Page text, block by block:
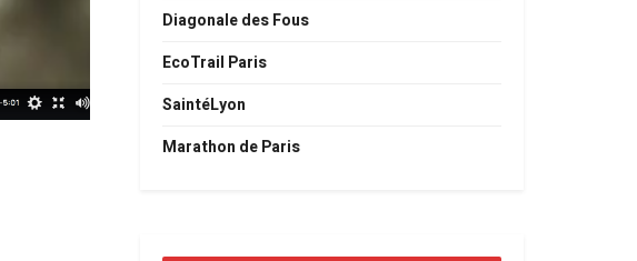
Diagonale des Fous
EcoTrail Paris
SaintéLyon
Marathon de Paris